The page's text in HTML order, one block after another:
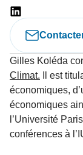
Gilles Koléda
Climat. Il est
économiques,
économiques
l’Université
conférences à